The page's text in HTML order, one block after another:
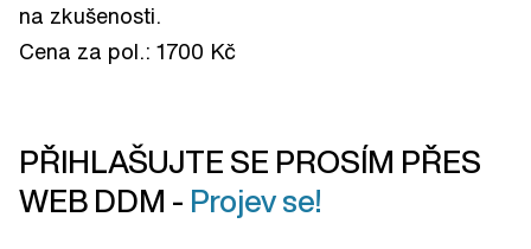
na zkušenosti.
Cena za pol.: 1700 Kč
PŘIHLAŠUJTE SE PROSÍM PŘES
WEB DDM - Projev se!